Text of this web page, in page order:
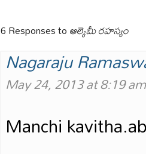
6 Responses toఆల్కెమీ రహస్యం
Nagaraju
May 24, 2013 at 8:19 am
Manchi